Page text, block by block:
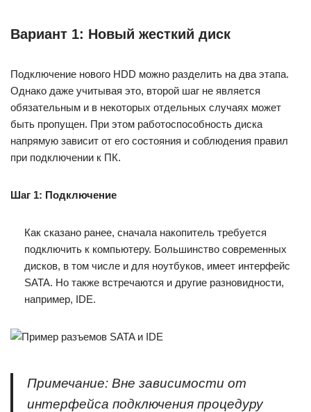
Вариант 1: Новый жесткий диск
Подключение нового HDD можно разделить на два этапа.
Однако даже учитывая это, второй шаг не является
обязательным и в некоторых отдельных случаях может
быть пропущен. При этом работоспособность диска
напрямую зависит от его состояния и соблюдения правил
при подключении к ПК.
Шаг 1: Подключение
Как сказано ранее, сначала накопитель требуется
подключить к компьютеру. Большинство современных
дисков, в том числе и для ноутбуков, имеет интерфейс
SATA. Но также встречаются и другие разновидности,
например, IDE.
Примечание: Вне зависимости от
интерфейса подключения процедуру